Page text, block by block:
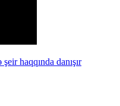
haqqında danışır